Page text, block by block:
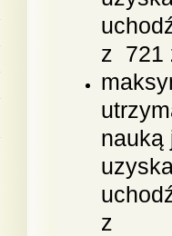
z 721
nauką
z 1